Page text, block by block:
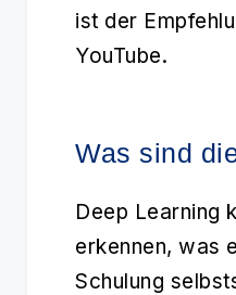
ist der
YouTube.
Was sind
Deep Learning
erkennen, was
Schulung